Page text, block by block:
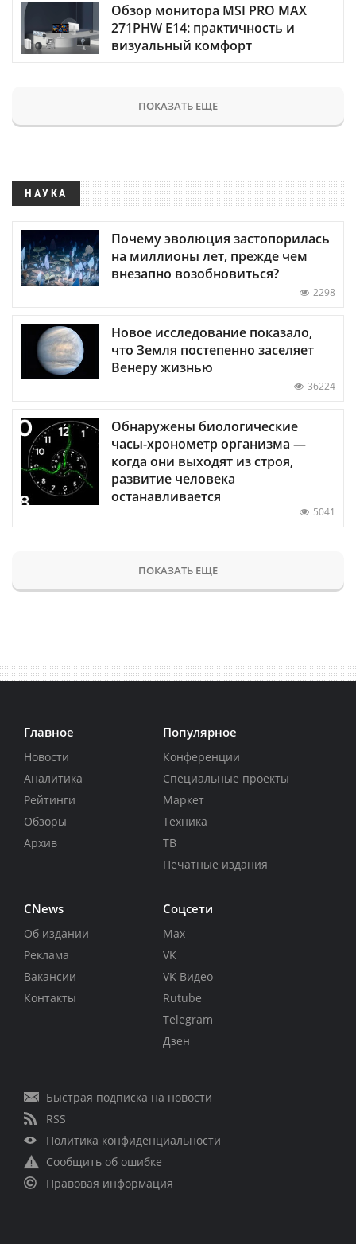
Обзор монитора MSI PRO MAX
271PHW E14: практичность и
визуальный комфорт
ПОКАЗАТЬ ЕЩЕ
НАУКА
Почему эволюция застопорилась
на миллионы лет, прежде чем
внезапно возобновиться?
2298
Новое исследование показало,
что Земля постепенно заселяет
Венеру жизнью
36224
Обнаружены биологические
часы-хронометр организма —
когда они выходят из строя,
развитие человека
останавливается
5041
ПОКАЗАТЬ ЕЩЕ
Главное
Новости
Аналитика
Рейтинги
Обзоры
Архив
Популярное
Конференции
Специальные проекты
Маркет
Техника
ТВ
Печатные издания
CNews
Об издании
Реклама
Вакансии
Контакты
Соцсети
Max
VK
VK Видео
Rutube
Telegram
Дзен
Быстрая подписка на новости
RSS
Политика конфиденциальности
Сообщить об ошибке
Правовая информация